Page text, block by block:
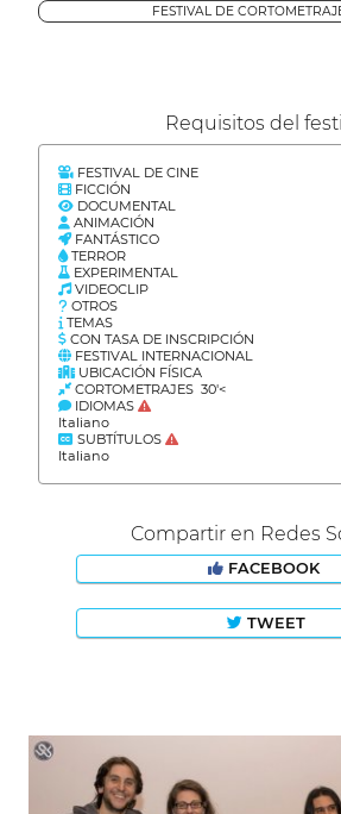
FESTIVAL DE
Requisitos del
FESTIVAL DE CINE
FICCIÓN
DOCUMENTAL
ANIMACIÓN
FANTÁSTICO
TERROR
EXPERIMENTAL
VIDEOCLIP
OTROS
TEMAS
CON TASA DE INSCRIPCIÓN
FESTIVAL INTERNACIONAL
UBICACIÓN FÍSICA
CORTOMETRAJES 30'<
IDIOMAS
Italiano
SUBTÍTULOS
Italiano
Compartir en Redes
FACEBOOK
TWEET